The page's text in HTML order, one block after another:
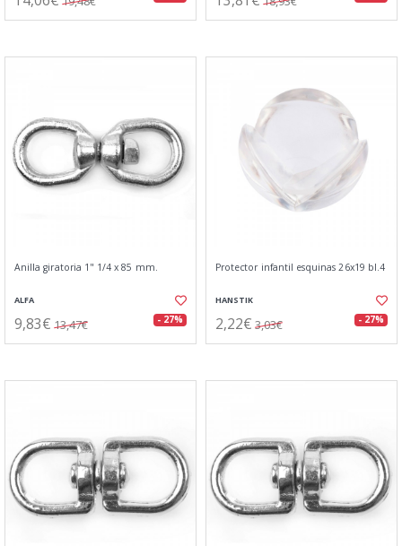
Anilla giratoria 1" 1/4 x 85 mm.
ALFA
9,83€ 13,47€ - 27%
Protector infantil esquinas 26x19 bl.4
HANSTIK
2,22€ 3,03€ - 27%